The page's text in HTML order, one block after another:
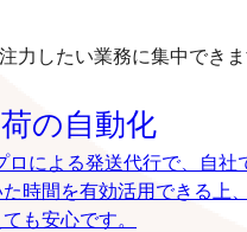
力したい業務に集中できま
の自動化
ロによる発送代行で、自
た時間を有効活用できる上
も安心です。